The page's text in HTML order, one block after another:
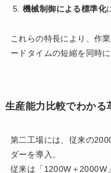
機械制御による標準化
これらの特長により、作
ードタイムの短縮を同時に
生産能力比較でわかる
第二工場には、従来の
ダーを導入。
従来は「1200W＋2000W